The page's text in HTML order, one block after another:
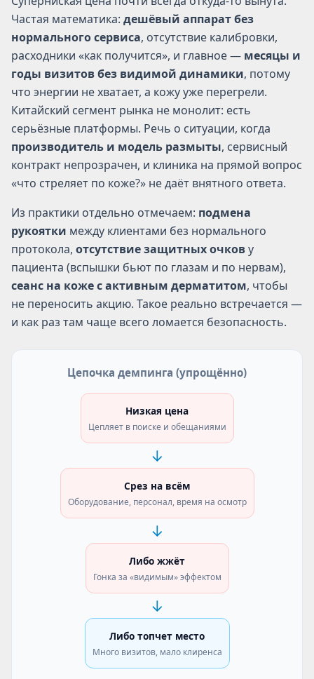
Частая математика: дешёвый аппарат без
нормального сервиса, отсутствие калибровки,
расходники «как получится», и главное — месяцы и
годы визитов без видимой динамики, потому
что энергии не хватает, а кожу уже перегрели.
Китайский сегмент рынка не монолит: есть
серьёзные платформы. Речь о ситуации, когда
производитель и модель размыты, сервисный
контракт непрозрачен, и клиника на прямой вопрос
«что стреляет по коже?» не даёт внятного ответа.
Из практики отдельно отмечаем: подмена
рукоятки между клиентами без нормального
протокола, отсутствие защитных очкову
пациента (вспышки бьют по глазам и по нервам),
сеанс на коже с активным дерматитом, чтобы
не переносить акцию. Такое реально встречается —
и как раз там чаще всего ломается безопасность.
Цепочка демпинга (упрощённо)
Низкая цена
Цепляет в поиске и обещаниями
Срез на всём
Оборудование, персонал, время на осмотр
Либо жжёт
Гонка за «видимым» эффектом
Либо топчет место
Много визитов, мало клиренса